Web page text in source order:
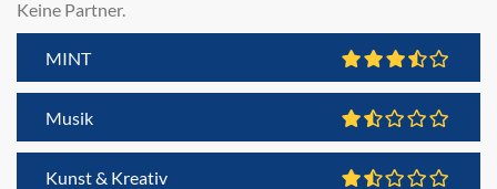
Keine Partner.
MINT
Musik
Kunst & Kreativ